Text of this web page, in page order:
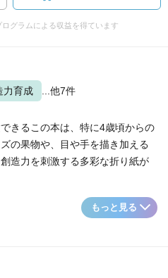
グラムによる収益を得ています
力育成 ...他7件
きるこの本は、特に4歳頃からの
の果物や、目や手を描き加える
造力を刺激する多彩な折り紙が
もっと見る